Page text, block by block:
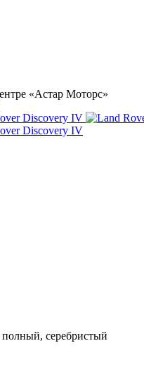
«Астар Моторс»
серебристый